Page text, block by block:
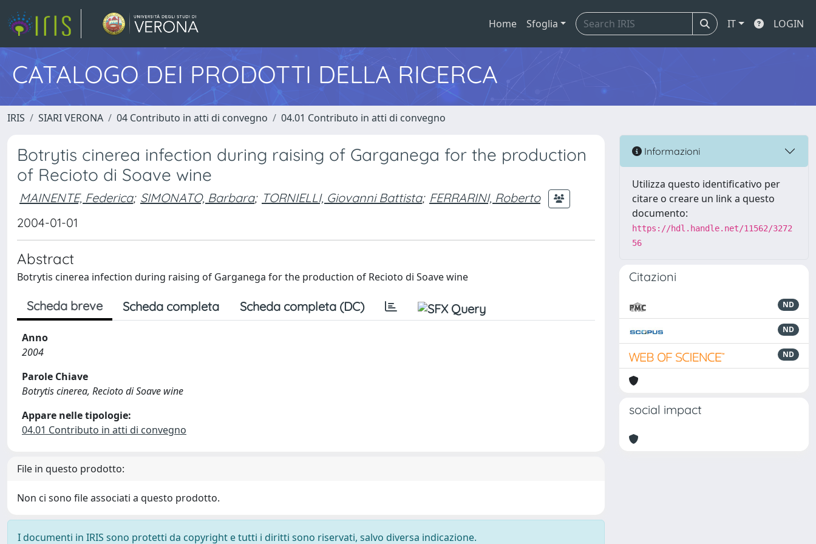
Home Sfoglia IT LOGIN
CATALOGO DEI PRODOTTI DELLA RICERCA
IRIS SIARI VERONA 04 Contributo in atti di convegno 04.01 Contributo in atti di convegno
Botrytis cinerea infection during raising of Garganega for the production
of Recioto di Soave wine
MAINENTE, Federica; SIMONATO, Barbara; TORNIELLI, Giovanni Battista; FERRARINI, Roberto
2004-01-01
Abstract
Botrytis cinerea infection during raising of Garganega for the production of Recioto di Soave wine
Scheda breve Scheda completa Scheda completa (DC)
Anno
2004
Parole Chiave
Botrytis cinerea, Recioto di Soave wine
Appare nelle tipologie:
04.01 Contributo in atti di convegno
File in questo prodotto:
Non ci sono file associati a questo prodotto.
I documenti in IRIS sono protetti da copyright e tutti i diritti sono riservati, salvo diversa indicazione.
Informazioni
Utilizza questo identificativo per
citare o creare un link a questo
documento:
https://hdl.handle.net/11562/3272
56
Citazioni
ND
ND
ND
social impact